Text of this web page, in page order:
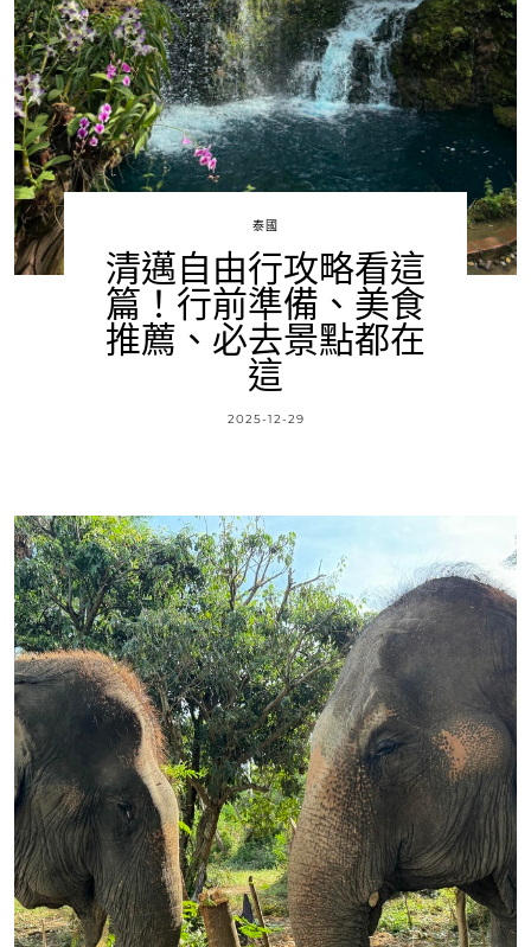
泰國
清邁自由行攻略看這
篇！行前準備、美食
推薦、必去景點都在
這
2025-12-29